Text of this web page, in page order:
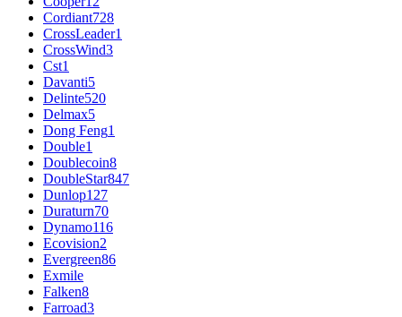
Cordiant728
CrossLeader1
CrossWind3
Cst1
Davanti5
Delinte520
Delmax5
Dong Feng1
Double1
Doublecoin8
DoubleStar847
Dunlop127
Duraturn70
Dynamo116
Ecovision2
Evergreen86
Exmile
Falken8
Farroad3